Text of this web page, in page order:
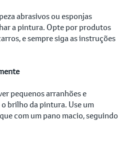
abrasivos ou esponjas
a pintura. Opte por produtos
e sempre siga as instruções
pequenos arranhões e
brilho da pintura. Use um
com um pano macio, seguindo